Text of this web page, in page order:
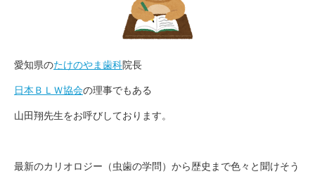
愛知県のたけのやま歯科院長
日本ＢＬＷ協会の理事でもある
山田翔先生をお呼びしております。
最新のカリオロジー（虫歯の学問）から歴史まで色々と聞けそう